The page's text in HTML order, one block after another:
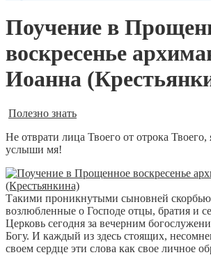
Поучение в
воскресенье
Иоанна
Полезно знать
Не отврати лица Твоего от отрока Твоего,
услыши мя!
Такими проникнутыми сыновней
возлюбленные о Господе отцы, братия и
Церковь сегодня за вечерним
Богу. И каждый из здесь стоящих,
своем сердце эти слова как свое личное